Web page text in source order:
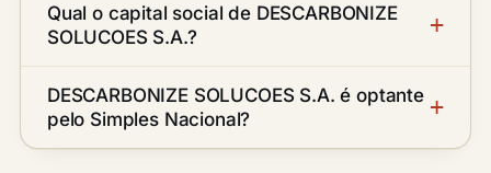
Qual o capital social de DESCARBONIZE
SOLUCOES S.A.?
DESCARBONIZE SOLUCOES S.A. é optante
pelo Simples Nacional?